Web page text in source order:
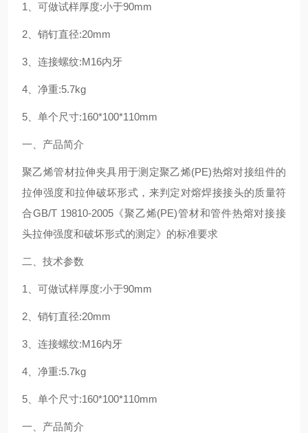
1 、可做试样厚度:小于90mm
2 、销钉直径:20mm
3 、连接螺纹:M16内牙
4 、净重:5.7kg
5 、单个尺寸:160*100*110mm
一、产品简介
聚乙烯管材拉伸夹具用于测定聚乙烯(PE)热熔对接组件的
拉伸强度和拉伸破坏形式，来判定对熔焊接接头的质量符
合GB/T 19810-2005《聚乙烯(PE)管材和管件热熔对接接
头拉伸强度和破坏形式的测定》的标准要求
二、技术参数
1 、可做试样厚度:小于90mm
2 、销钉直径:20mm
3 、连接螺纹:M16内牙
4 、净重:5.7kg
5 、单个尺寸:160*100*110mm
一、产品简介